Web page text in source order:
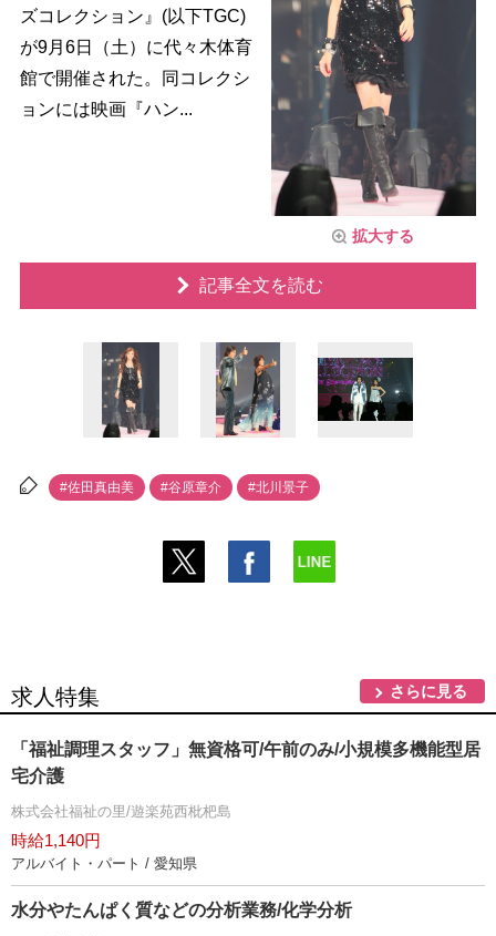
拡大する
ズコレクション』(以下TGC)
が9月6日（土）に代々木体育
館で開催された。同コレクシ
ョンには映画『ハン...
記事全文を読む
#佐田真由美 #谷原章介 #北川景子
求人特集 さらに見る
「福祉調理スタッフ」無資格可/午前のみ/小規模多機能型居
宅介護
株式会社福祉の里/遊楽苑西枇杷島
時給1,140円
アルバイト・パート / 愛知県
水分やたんぱく質などの分析業務/化学分析